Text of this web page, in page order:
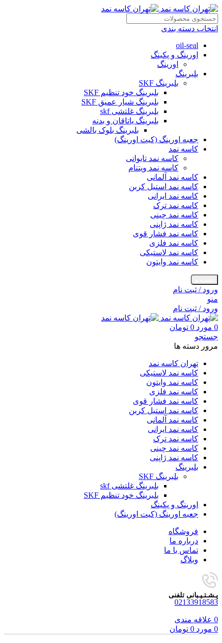
انتخاب دسته بندی
oil-seal
اورینگ و پکینگ
اورینگ
بلبرینگ
بلبرینگ SKF
بلبرینگ خود تنظیم SKF
بلبرینگ شیار عمیق SKF
بلبرینگ غلتشی skf
بلبرینگ یاتاقان و بدنه
بلبرینگ بلوک بالشی
جعبه اورینگ (کیت اورینگ)
کاسه نمد
کاسه نمد تایوانی
کاسه نمد ویتنام
کاسه نمد آلمانی
کاسه نمد استیل کربن
کاسه نمد ایرانی
کاسه نمد ترک
کاسه نمد چینی
کاسه نمد ژاپنی
کاسه نمد فشار قوی
کاسه نمد فلزی
کاسه نمد لاستیکی
کاسه نمد وایتون
ورود / ثبت نام
منو
ورود / ثبت نام
0 مورد 0 تومان
جستجو
مرور دسته ها
تهران کاسه نمد
کاسه نمد لاستیکی
کاسه نمد وایتون
کاسه نمد فلزی
کاسه نمد فشار قوی
کاسه نمد استیل کربن
کاسه نمد آلمانی
کاسه نمد ایرانی
کاسه نمد ترک
کاسه نمد چینی
کاسه نمد ژاپنی
بلبرینگ
بلبرینگ SKF
بلبرینگ غلتشی skf
بلبرینگ خود تنظیم SKF
اورینگ و پکینگ
جعبه اورینگ (کیت اورینگ)
فروشگاه
درباره ما
تماس با ما
وبلاگ
پـشـتـیـبانی تلفنی
02133918583
0 علاقه مندی
0 مورد 0 تومان